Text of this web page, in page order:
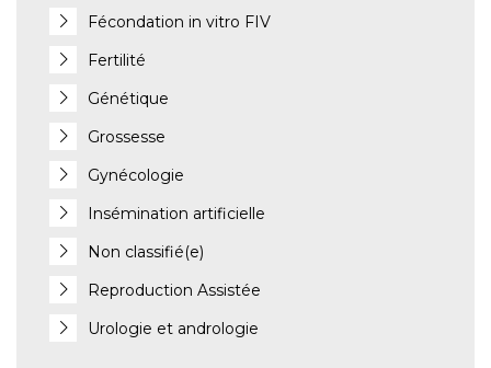
Fécondation in vitro FIV
Fertilité
Génétique
Grossesse
Gynécologie
Insémination artificielle
Non classifié(e)
Reproduction Assistée
Urologie et andrologie